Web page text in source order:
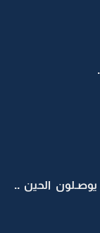
الحين ..